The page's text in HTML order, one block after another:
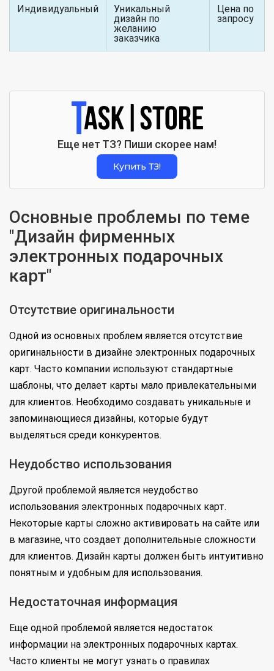
Индивидуальный
Уникальный
дизайн по
желанию
заказчика
Цена по
запросу
Еще нет ТЗ? Пиши скорее нам!
Купить ТЗ!
Основные проблемы по теме
"Дизайн фирменных
электронных подарочных
карт"
Отсутствие оригинальности
Одной из основных проблем является отсутствие
оригинальности в дизайне электронных подарочных
карт. Часто компании используют стандартные
шаблоны, что делает карты мало привлекательными
для клиентов. Необходимо создавать уникальные и
запоминающиеся дизайны, которые будут
выделяться среди конкурентов.
Неудобство использования
Другой проблемой является неудобство
использования электронных подарочных карт.
Некоторые карты сложно активировать на сайте или
в магазине, что создает дополнительные сложности
для клиентов. Дизайн карты должен быть интуитивно
понятным и удобным для использования.
Недостаточная информация
Еще одной проблемой является недостаток
информации на электронных подарочных картах.
Часто клиенты не могут узнать о правилах